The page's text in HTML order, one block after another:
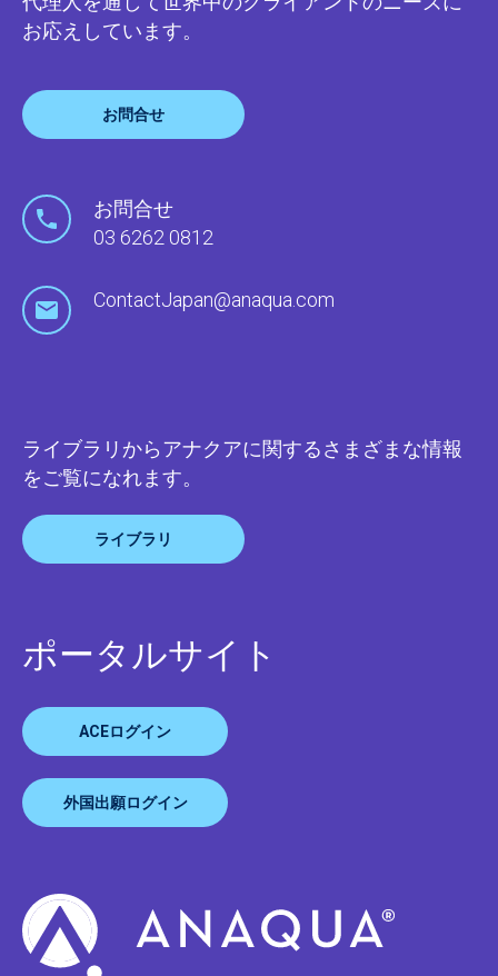
お応えしています。
お問合せ
お問合せ
03 6262 0812
ContactJapan@anaqua.com
ライブラリからアナクアに関するさまざまな情報
をご覧になれます。
ライブラリ
ポータルサイト
ACEログイン
外国出願ログイン